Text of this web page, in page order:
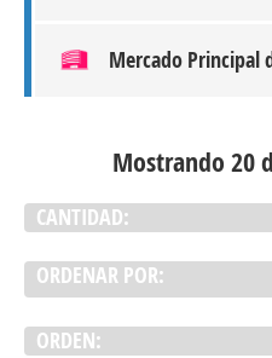
Mercado Principal
Mostrando 20
CANTIDAD:
ORDENAR POR:
ORDEN: